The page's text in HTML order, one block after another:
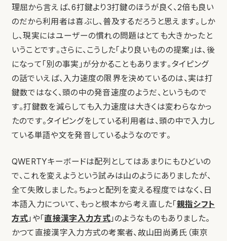
理屈から言えば、6打鍵より3打鍵のほうが良く、2倍も良い
のだから利用者は喜ぶし、普及するだろうと思えます。しか
し、現実にはユーザーの慣れの問題はとても大きかったと
いうことです。さらに、こうした「より良いものの提案」は、後
になって「別の事実」が分かることもあります。タイピング
の話でいえば、入力速度の限界を決めているのは、実は打
鍵数ではなく、頭の中の発音速度のようだ、というもので
す。打鍵数を減らしても入力速度は大きくは変わらなかっ
たのです。タイピングをしている利用者は、頭の中で入力し
ている単語や文を発音しているようなのです。
QWERTYキーボードは配列としてはあまりにもひどいの
で、これを変えようという試みは山のようにありましたが、
全て失敗しました。ちょっと配列を変える程度ではなく、日
本語入力について、もっと根本から考え直した「親指シフト
方式 」や「直接漢字入力方式」のようなものもありました。
かつて直接漢字入力方式の考案者、故山田尚勇氏（東京